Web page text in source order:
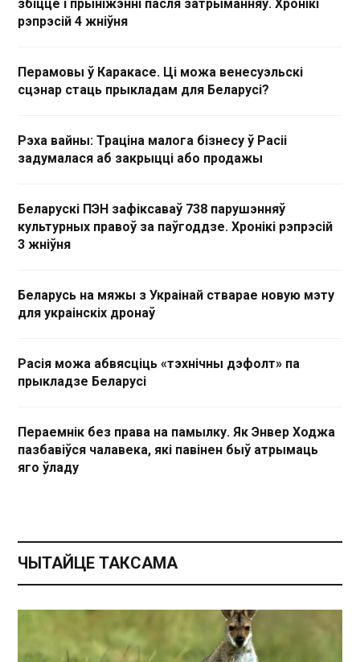
збіццё і прыніжэнні пасля затрыманняў. Хронікі
рэпрэсій 4 жніўня
Перамовы ў Каракасе. Ці можа венесуэльскі
сцэнар стаць прыкладам для Беларусі?
Рэха вайны: Траціна малога бізнесу ў Расіі
задумалася аб закрыцці або продажы
Беларускі ПЭН зафіксаваў 738 парушэнняў
культурных правоў за паўгоддзе. Хронікі рэпрэсій
3 жніўня
Беларусь на мяжы з Украінай стварае новую мэту
для украінскіх дронаў
Расія можа абвясціць «тэхнічны дэфолт» па
прыкладзе Беларусі
Пераемнік без права на памылку. Як Энвер Ходжа
пазбавіўся чалавека, які павінен быў атрымаць
яго ўладу
ЧЫТАЙЦЕ ТАКСАМА